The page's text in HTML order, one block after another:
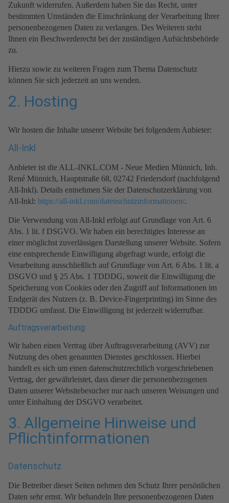
Zukunft widerrufen. Außerdem haben Sie das Recht, unter
bestimmten Umständen die Einschränkung der Verarbeitung Ihrer
personenbezogenen Daten zu verlangen. Des Weiteren steht
Ihnen ein Beschwerderecht bei der zuständigen Aufsichtsbehörde
zu.
Hierzu sowie zu weiteren Fragen zum Thema Datenschutz
können Sie sich jederzeit an uns wenden.
2. Hosting
Wir hosten die Inhalte unserer Website bei folgendem Anbieter:
All-Inkl
Anbieter ist die ALL-INKL.COM - Neue Medien Münnich, Inh.
René Münnich, Hauptstraße 68, 02742 Friedersdorf (nachfolgend
All-Inkl). Details entnehmen Sie der Datenschutzerklärung von
All-Inkl: https://all-inkl.com/datenschutzinformationen/.
Die Verwendung von All-Inkl erfolgt auf Grundlage von Art. 6
Abs. 1 lit. f DSGVO. Wir haben ein berechtigtes Interesse an
einer möglichst zuverlässigen Darstellung unserer Website. Sofern
eine entsprechende Einwilligung abgefragt wurde, erfolgt die
Verarbeitung ausschließlich auf Grundlage von Art. 6 Abs. 1 lit. a
DSGVO und § 25 Abs. 1 TDDDG, soweit die Einwilligung die
Speicherung von Cookies oder den Zugriff auf Informationen im
Endgerät des Nutzers (z. B. Device-Fingerprinting) im Sinne des
TDDDG umfasst. Die Einwilligung ist jederzeit widerrufbar.
Auftragsverarbeitung
Wir haben einen Vertrag über Auftragsverarbeitung (AVV) zur
Nutzung des oben genannten Dienstes geschlossen. Hierbei
handelt es sich um einen datenschutzrechtlich vorgeschriebenen
Vertrag, der gewährleistet, dass dieser die personenbezogenen
Daten unserer Websitebesucher nur nach unseren Weisungen und
unter Einhaltung der DSGVO verarbeitet.
3. Allgemeine Hinweise und
Pflicht­informationen
Datenschutz
Die Betreiber dieser Seiten nehmen den Schutz Ihrer persönlichen
Daten sehr ernst. Wir behandeln Ihre personenbezogenen Daten